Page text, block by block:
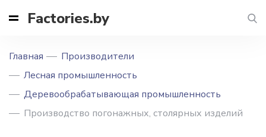
Factories.by
Главная
Производители
Лесная промышленность
Деревообрабатывающая промышленность
Производство погонажных, столярных изделий